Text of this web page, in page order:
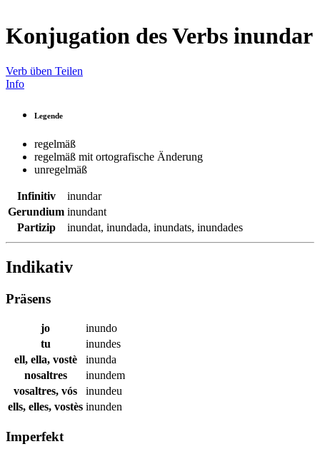
Konjugation des Verbs inundar
Verb üben Teilen
Info
Legende
regelmäß
regelmäß mit ortografische Änderung
unregelmäß
Infinitiv
inundar
Gerundium inundant
Partizip
inundat, inundada, inundats, inundades
Indikativ
Präsens
jo
inundo
tu
inundes
ell, ella, vostè
inunda
nosaltres
inundem
vosaltres, vós
inundeu
ells, elles, vostès inunden
Imperfekt